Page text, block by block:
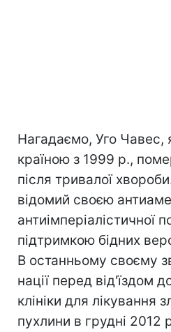
Нагадаємо, Уго Чавес,
країною з 1999 р.,
після тривалої
відомий своєю
антиімперіалістичної
підтримкою бідних
В останньому своєму
нації перед від'їздом
клініки для лікування
пухлини в грудні 2012